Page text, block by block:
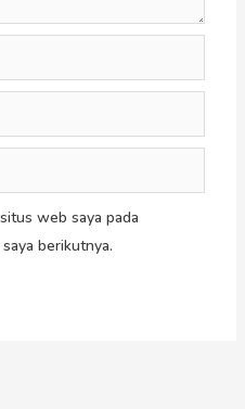
web saya pada
berikutnya.